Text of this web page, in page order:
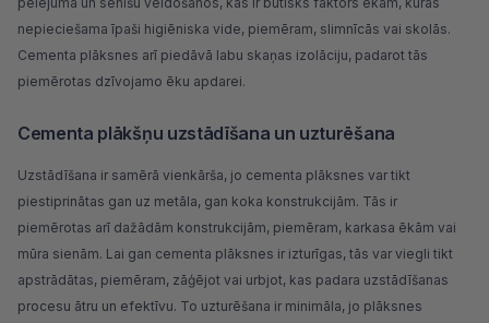
nepieciešama īpaši higiēniska vide, piemēram, slimnīcās vai skolās.
Cementa plāksnes arī piedāvā labu skaņas izolāciju, padarot tās
piemērotas dzīvojamo ēku apdarei.
Cementa plākšņu uzstādīšana un uzturēšana
Uzstādīšana ir samērā vienkārša, jo cementa plāksnes var tikt
piestiprinātas gan uz metāla, gan koka konstrukcijām. Tās ir
piemērotas arī dažādām konstrukcijām, piemēram, karkasa ēkām vai
mūra sienām. Lai gan cementa plāksnes ir izturīgas, tās var viegli tikt
apstrādātas, piemēram, zāģējot vai urbjot, kas padara uzstādīšanas
procesu ātru un efektīvu. To uzturēšana ir minimāla, jo plāksnes